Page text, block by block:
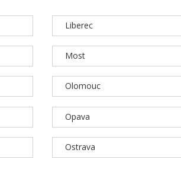
Liberec
Most
Olomouc
Opava
Ostrava